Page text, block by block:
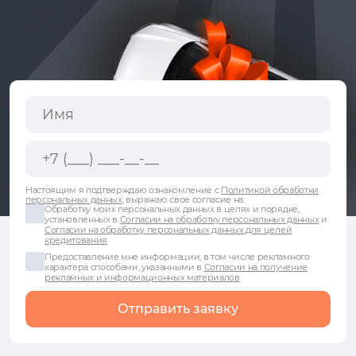
Настоящим я подтверждаю ознакомление с Политикой обработки
персональных данных, выражаю свое согласие на:
Обработку моих персональных данных в целях и порядке,
установленных в Согласии на обработку персональных данныхи
Согласии на обработку персональных данных для целей
кредитования
Предоставление мне информации, в том числе рекламного
характера способами, указанными в Согласии на получение
рекламных и информационных материалов
Отправить заявку